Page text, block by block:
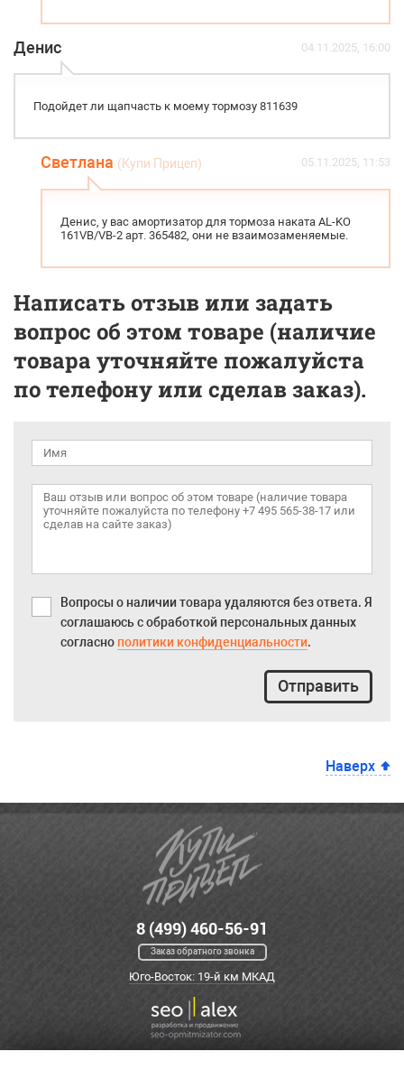
Денис 04.11.2025, 16:00
Подойдет ли щапчасть к моему тормозу 811639
Светлана (Купи Прицеп) 05.11.2025, 11:53
Денис, у вас амортизатор для тормоза наката AL-KO
161VB/VB-2 арт. 365482, они не взаимозаменяемые.
Написать отзыв или задать
вопрос об этом товаре (наличие
товара уточняйте пожалуйста
по телефону или сделав заказ).
Вопросы о наличии товара удаляются без ответа. Я
соглашаюсь с обработкой персональных данных
согласно политики конфиденциальности.
Отправить
Наверх
8 (499) 460-56-91
Заказ обратного звонка
Юго-Восток: 19-й км МКАД